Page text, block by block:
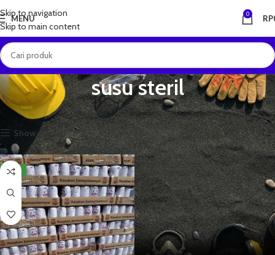
Skip to navigation
Skip to main content
MENU 0 RP
susu steril
Beranda Produk dengan tag “susu steril” Menampilkan hasil tunggal
Show sidebar
NEW